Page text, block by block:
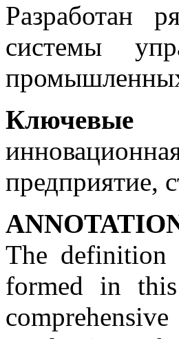
Разработан
системы
Ключевые
предприятие,
The definition
formed in